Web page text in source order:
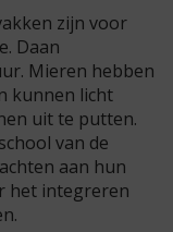
zijn voor
Daan
Mieren hebben
kunnen licht
uit te putten.
van de
aan hun
het integreren